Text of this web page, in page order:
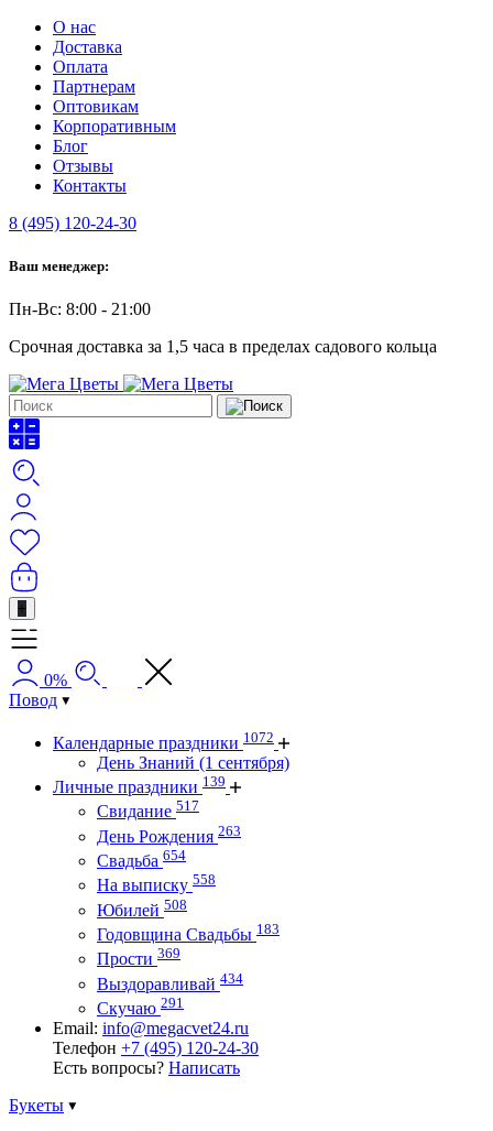
О нас
Доставка
Оплата
Партнерам
Оптовикам
Корпоративным
Блог
Отзывы
Контакты
8 (495) 120-24-30
Ваш менеджер:
Пн-Вс: 8:00 - 21:00
Срочная доставка за 1,5 часа в пределах садового кольца
+
0%
Повод
Календарные праздники 1072
День Знаний (1 сентября)
Личные праздники 139
Свидание 517
День Рождения 263
Свадьба 654
На выписку 558
Юбилей 508
Годовщина Свадьбы 183
Прости 369
Выздоравливай 434
Скучаю 291
Email: info@megacvet24.ru
Телефон +7 (495) 120-24-30
Есть вопросы? Написать
Букеты